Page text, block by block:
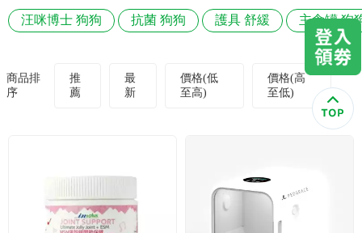
保健／營養品
醫材用品
食品／健康食補
收藏清單
紅利點數查詢
優惠券查詢
汪咪博士 狗狗 抗菌 狗狗 護具 舒緩 主食罐 狗
商品排
序
推
薦
最
新
價格(低
至高)
價格(高
至低)